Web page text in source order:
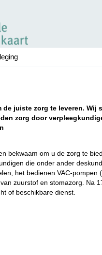
juiste zorg te leveren. Wij
zorg door
bekwaam om u de zorg te
die onder ander
het bedienen VAC-pompen
zuurstof en stomazorg. Na
of beschikbare dienst.